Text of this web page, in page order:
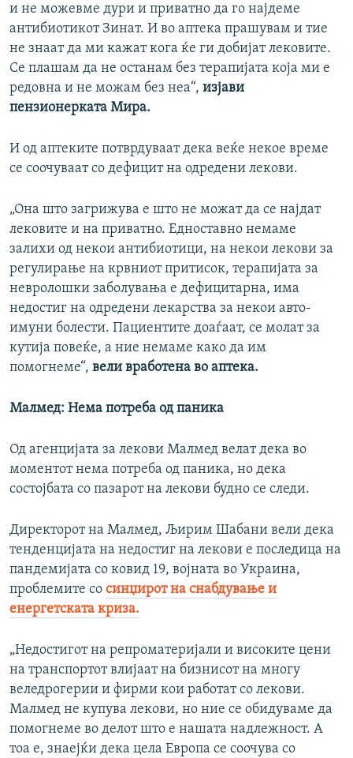
и не можевме дури и приватно да го најдеме
антибиотикот Зинат. И во аптека прашувам и тие
не знаат да ми кажат кога ќе ги добијат лековите.
Се плашам да не останам без терапијата која ми е
редовна и не можам без неа“, изјави
пензионерката Мира.
И од аптеките потврдуваат дека веќе некое време
се соочуваат со дефицит на одредени лекови.
„Она што загрижува е што не можат да се најдат
лековите и на приватно. Едноставно немаме
залихи од некои антибиотици, на некои лекови за
регулирање на крвниот притисок, терапијата за
невролошки заболувања е дефицитарна, има
недостиг на одредени лекарства за некои авто-
имуни болести. Пациентите доаѓаат, се молат за
кутија повеќе, а ние немаме како да им
помогнеме“, вели вработена во аптека.
Малмед: Нема потреба од паника
Од агенцијата за лекови Малмед велат дека во
моментот нема потреба од паника, но дека
состојбата со пазарот на лекови будно се следи.
Директорот на Малмед, Љирим Шабани вели дека
тенденцијата на недостиг на лекови е последица на
пандемијата со ковид 19, војната во Украина,
проблемите со синџирот на снабдување и
енергетската криза.
„Недостигот на репроматеријали и високите цени
на транспортот влијаат на бизнисот на многу
веледрогерии и фирми кои работат со лекови.
Малмед не купува лекови, но ние се обидуваме да
помогнеме во делот што е нашата надлежност. А
тоа е, знаејќи дека цела Европа се соочува со